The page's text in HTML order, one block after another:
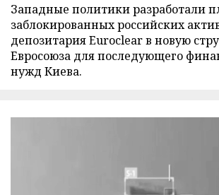
Западные политики разработали
заблокированных российских
депозитария Euroclear в новую
Евросоюза для последующего
нужд Киева.